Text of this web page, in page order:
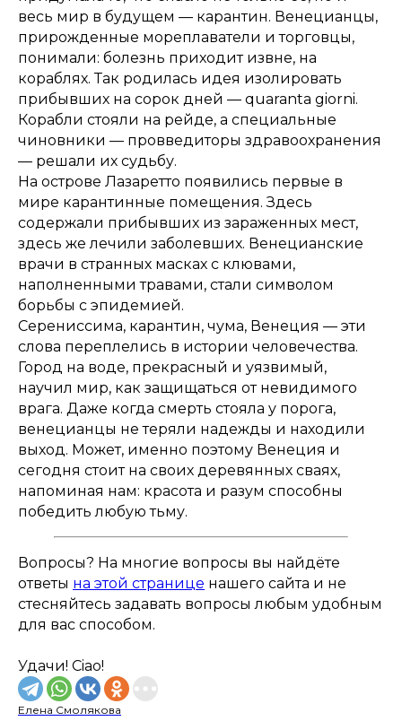
весь мир в будущем — карантин. Венецианцы,
прирожденные мореплаватели и торговцы,
понимали: болезнь приходит извне, на
кораблях. Так родилась идея изолировать
прибывших на сорок дней — quaranta giorni.
Корабли стояли на рейде, а специальные
чиновники — провведиторы здравоохранения
— решали их судьбу.
На острове Лазаретто появились первые в
мире карантинные помещения. Здесь
содержали прибывших из зараженных мест,
здесь же лечили заболевших. Венецианские
врачи в странных масках с клювами,
наполненными травами, стали символом
борьбы с эпидемией.
Серениссима, карантин, чума, Венеция — эти
слова переплелись в истории человечества.
Город на воде, прекрасный и уязвимый,
научил мир, как защищаться от невидимого
врага. Даже когда смерть стояла у порога,
венецианцы не теряли надежды и находили
выход. Может, именно поэтому Венеция и
сегодня стоит на своих деревянных сваях,
напоминая нам: красота и разум способны
победить любую тьму.
Вопросы? На многие вопросы вы найдёте
ответы на этой странице нашего сайта и не
стесняйтесь задавать вопросы любым удобным
для вас способом.
Удачи! Ciao!
Елена Смолякова